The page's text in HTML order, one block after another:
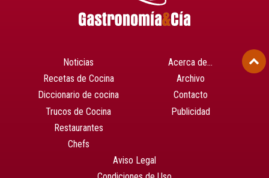
Noticias
Recetas de Cocina
Diccionario de cocina
Trucos de Cocina
Restaurantes
Chefs
Acerca de…
Archivo
Contacto
Publicidad
Aviso Legal